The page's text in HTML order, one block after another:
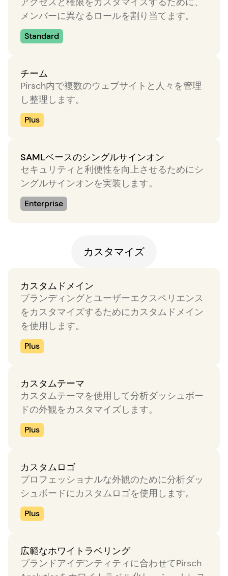
メンバーに異なるロールを割り当てます。
Standard
チーム
Pirsch内で複数のウェブサイトと人々を管理
し整理します。
Plus
SAMLベースのシングルサインオン
セキュリティと利便性を向上させるためにシ
ングルサインオンを実装します。
Enterprise
カスタマイズ
カスタムドメイン
ブランディングとユーザーエクスペリエンス
をカスタマイズするためにカスタムドメイン
を使用します。
Plus
カスタムテーマ
カスタムテーマを使用して分析ダッシュボー
ドの外観をカスタマイズします。
Plus
カスタムロゴ
プロフェッショナルな外観のために分析ダッ
シュボードにカスタムロゴを使用します。
Plus
広範なホワイトラベリング
ブランドアイデンティティに合わせてPirsch